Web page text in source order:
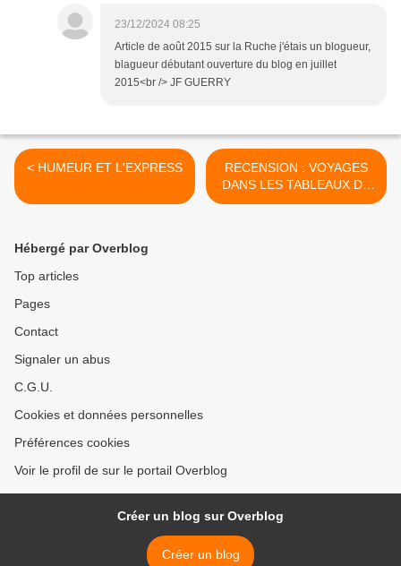
23/12/2024 08:25
Article de août 2015 sur la Ruche j'étais un blogueur,
blagueur débutant ouverture du blog en juillet
2015<br /> JF GUERRY
< HUMEUR ET L'EXPRESS
RECENSION : VOYAGES
DANS LES TABLEAUX DE
LOGE >
Hébergé par Overblog
Top articles
Pages
Contact
Signaler un abus
C.G.U.
Cookies et données personnelles
Préférences cookies
Voir le profil de sur le portail Overblog
Créer un blog sur Overblog
Créer un blog